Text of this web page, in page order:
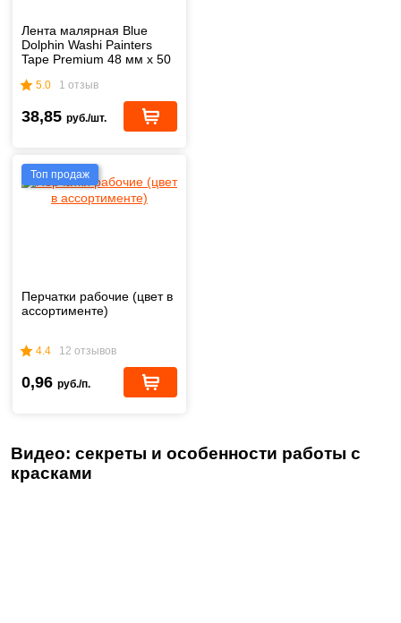
Лента малярная Blue
Dolphin Washi Painters
Tape Premium 48 мм х 50
5.0 1 отзыв
38,85 руб./шт.
Топ продаж
Перчатки рабочие (цвет в
ассортименте)
4.4 12 отзывов
0,96 руб./п.
Видео: секреты и особенности работы с
красками